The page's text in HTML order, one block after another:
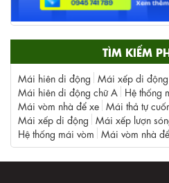
TÌM KIẾM
Mái hiên di động Mái xếp di động
Mái hiên di động chữ A
Hệ thống
Mái vòm nhà để xe Mái thả tự
Mái xếp di động
Mái xếp lượn
Hệ thống mái vòm
Mái vòm nhà